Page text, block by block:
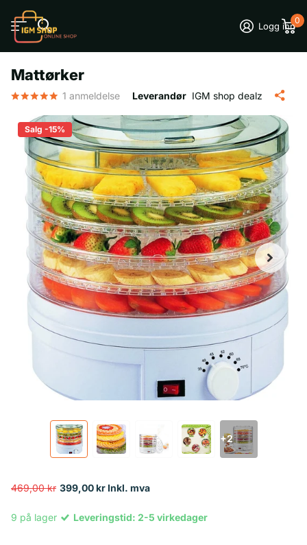
Logg inn
0
Mattørker
1 anmeldelse Leverandør IGM shop dealz
+2
Salg -15%
469,00 kr 399,00 kr Inkl. mva
9 på lager Leveringstid: 2-5 virkedager